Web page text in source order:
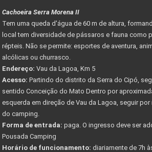
Cachoeira Serra Morena II
Tem uma queda d'água de 60 m de altura,
local tem diversidade de pássaros e fauna como
répteis. Não se permite: esportes de aventura,
alcólicas ou churrasco.
Endereço: Vau da Lagoa, Km 5
Acesso: Partindo do distrito da Serra do Cipó,
sentido Conceição do Mato Dentro por
esquerda em direção de Vau da Lagoa, seguir por
do camping.
Forma de entrada: paga. O ingresso deve ser
Pousada Camping
Horário de funcionamento: diariamente de 7h